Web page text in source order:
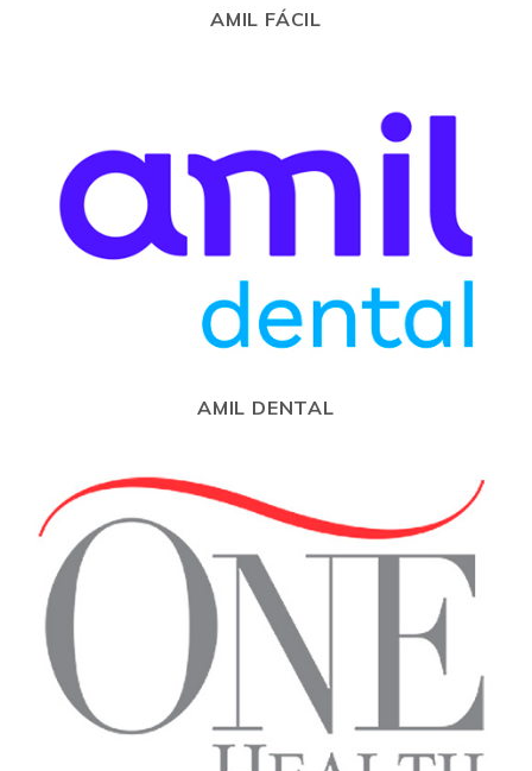
AMIL FÁCIL
AMIL DENTAL